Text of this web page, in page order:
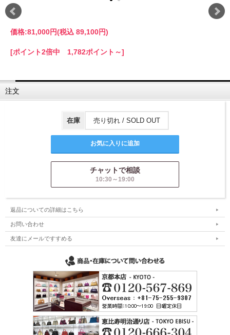
価格:81,000円(税込 89,100円)
[ポイント2倍中 1,782ポイント～]
注文
在庫 売り切れ / SOLD OUT
チャットで相談
10:30～19:00
返品についての詳細はこちら
お問い合わせ
友達にメールですすめる